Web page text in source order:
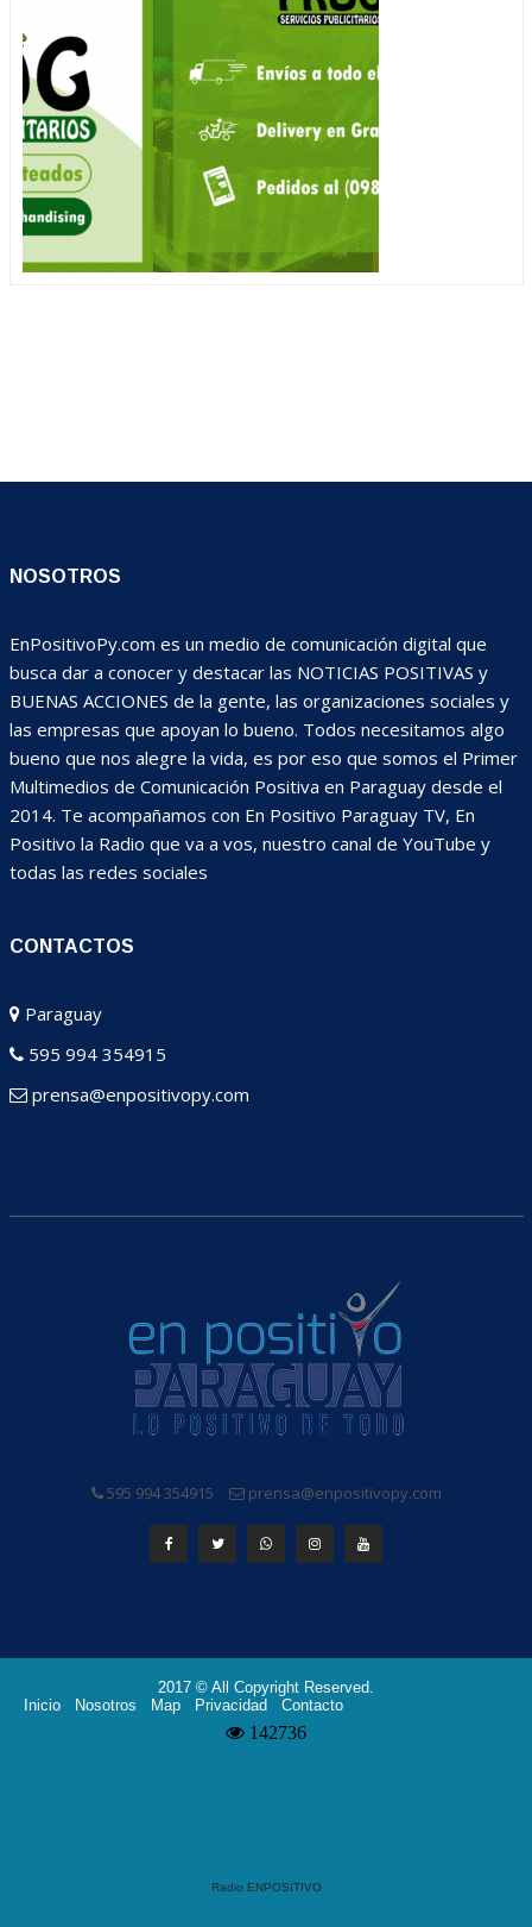
NOSOTROS
EnPositivoPy.com es un medio de comunicación digital que
busca dar a conocer y destacar las NOTICIAS POSITIVAS y
BUENAS ACCIONES de la gente, las organizaciones sociales y
las empresas que apoyan lo bueno. Todos necesitamos algo
bueno que nos alegre la vida, es por eso que somos el Primer
Multimedios de Comunicación Positiva en Paraguay desde el
2014. Te acompañamos con En Positivo Paraguay TV, En
Positivo la Radio que va a vos, nuestro canal de YouTube y
todas las redes sociales
CONTACTOS
Paraguay
595 994 354915
prensa@enpositivopy.com
595 994 354915 prensa@enpositivopy.com
2017 © All Copyright Reserved.
Inicio
Nosotros Map Privacidad Contacto
Radio ENPOSITIVO